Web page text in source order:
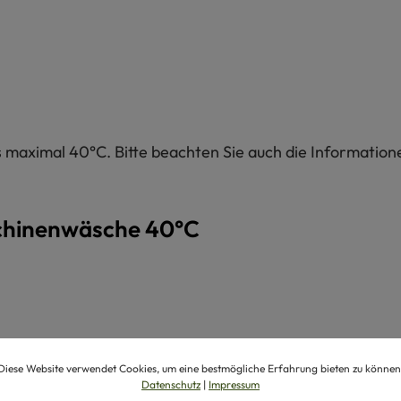
40°C. Bitte beachten Sie auch die
40°C
Website verwendet Cookies, um eine bestmögliche Erfahrung bieten zu
Datenschutz | Impressum